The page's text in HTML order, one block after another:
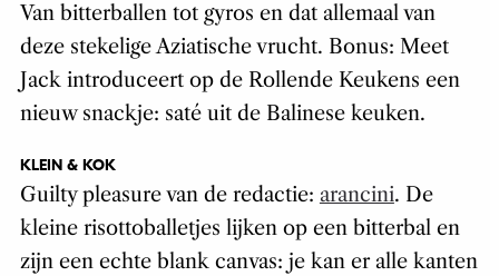
Van bitterballen tot gyros en dat allemaal van
deze stekelige Aziatische vrucht. Bonus: Meet
Jack introduceert op de Rollende Keukens een
nieuw snackje: saté uit de Balinese keuken.
KLEIN & KOK
Guilty pleasurevan de redactie: arancini. De
kleine risottoballetjes lijken op een bitterbal en
zijn een echte blank canvas: je kan er alle kanten